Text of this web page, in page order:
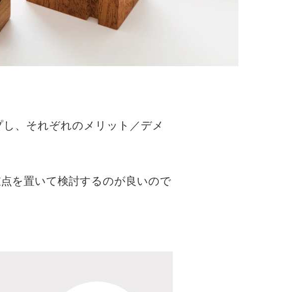
、それぞれのメリット／デメ
を置いて検討するのが良いので